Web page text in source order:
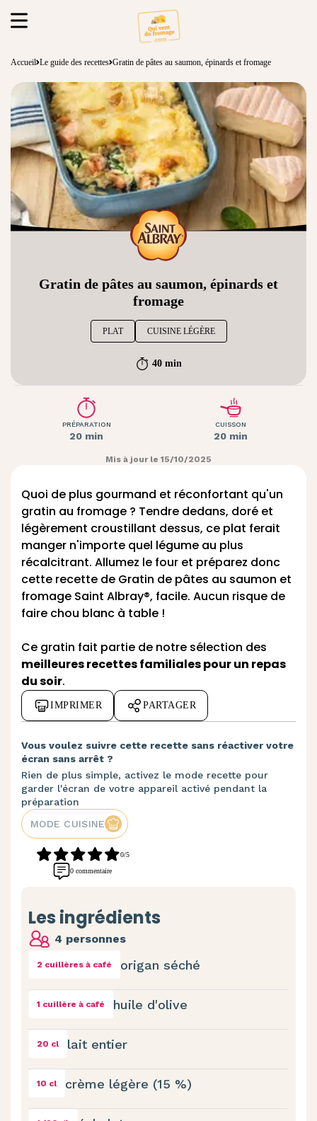
Accueil Le guide des recettes Gratin de pâtes au saumon, épinards et fromage
Gratin de pâtes au saumon, épinards et
fromage
PLAT CUISINE LÉGÈRE
40 min
PRÉPARATION
20 min
CUISSON
20 min
Mis à jour le 15/10/2025
Quoi de plus gourmand et réconfortant qu'un
gratin au fromage ? Tendre dedans, doré et
légèrement croustillant dessus, ce plat ferait
manger n'importe quel légume au plus
récalcitrant. Allumez le four et préparez donc
cette recette de Gratin de pâtes au saumon et
fromage Saint Albray®, facile. Aucun risque de
faire chou blanc à table !
Ce gratin fait partie de notre sélection des
meilleures recettes familiales pour un repas
du soir.
IMPRIMER PARTAGER
Vous voulez suivre cette recette sans réactiver votre
écran sans arrêt ?
Rien de plus simple, activez le mode recette pour
garder l'écran de votre appareil activé pendant la
préparation
MODE CUISINE
0/5
0 commentaire
Les ingrédients
4 personnes
2 cuillères à café origan séché
1 cuillère à café huile d'olive
20 cl lait entier
10 cl crème légère (15 %)